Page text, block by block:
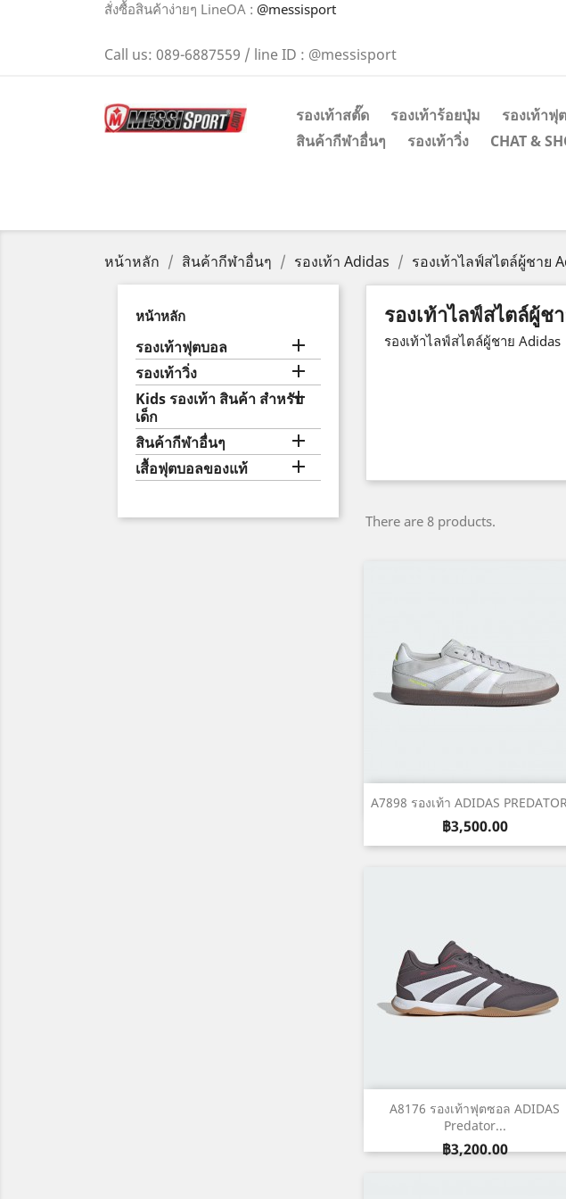
สั่งซื้อสินค้าง่ายๆ LineOA : @messisport
Call us: 089-6887559 / line ID : @messisport
รองเท้าสตั๊ด รองเท้าร้อยปุ่ม รองเท้าฟุ
สินค้ากีฬาอื่นๆ
รองเท้าวิ่ง CHAT &
หน้าหลัก สินค้ากีฬาอื่นๆ รองเท้า Adidas รองเท้าไลฟ์สไตล์ผู้ชาย
หน้าหลัก
รองเท้าฟุตบอล 
รองเท้าวิ่ง 
Kids รองเท้า สินค้า สำหรับ
เด็ก

สินค้ากีฬาอื่นๆ 
เสื้อฟุตบอลของแท้ 
รองเท้าไลฟ์สไตล์ผู้ช
รองเท้าไลฟ์สไตล์ผู้ชาย Adidas
There are 8 products.
A7898 รองเท้า ADIDAS
ราคา
฿3,500.00
เปิดหน้าต่างย่อ
A8176 รองเท้าฟุตซอล ADIDAS
Predator...
ราคา
฿3,200.00
เปิดหน้าต่างย่อ